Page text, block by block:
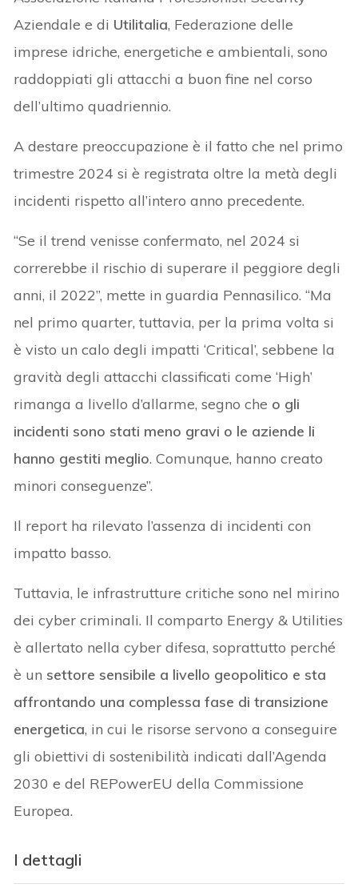
Aziendale e di Utilitalia, Federazione delle
imprese idriche, energetiche e ambientali, sono
raddoppiati gli attacchi a buon fine nel corso
dell’ultimo quadriennio.
A destare preoccupazione è il fatto che nel primo
trimestre 2024 si è registrata oltre la metà degli
incidenti rispetto all’intero anno precedente.
“Se il trend venisse confermato, nel 2024 si
correrebbe il rischio di superare il peggiore degli
anni, il 2022”, mette in guardia Pennasilico. “Ma
nel primo quarter, tuttavia, per la prima volta si
è visto un calo degli impatti ‘Critical’, sebbene la
gravità degli attacchi classificati come ‘High’
rimanga a livello d’allarme, segno che o gli
incidenti sono stati meno gravi o le aziende li
hanno gestiti meglio. Comunque, hanno creato
minori conseguenze”.
Il report ha rilevato l’assenza di incidenti con
impatto basso.
Tuttavia, le infrastrutture critiche sono nel mirino
dei cyber criminali. Il comparto Energy & Utilities
è allertato nella cyber difesa, soprattutto perché
è un settore sensibile a livello geopolitico e sta
affrontando una complessa fase di transizione
energetica, in cui le risorse servono a conseguire
gli obiettivi di sostenibilità indicati dall’Agenda
2030 e del REPowerEU della Commissione
Europea.
I dettagli